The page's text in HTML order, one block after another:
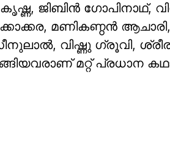
ജിബിൻ ഗോപിനാഥ്,
മണികണ്ഠൻ
വിഷ്ണു ഗ്രൂവി,
മറ്റ് പ്രധാന